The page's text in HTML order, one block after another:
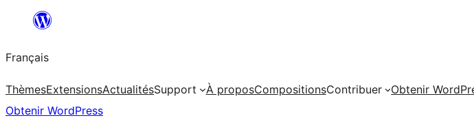
contenu
Français
ThèmesExtensionsActualitésSupport À proposCompositionsContribuer
Obtenir
Obtenir WordPress